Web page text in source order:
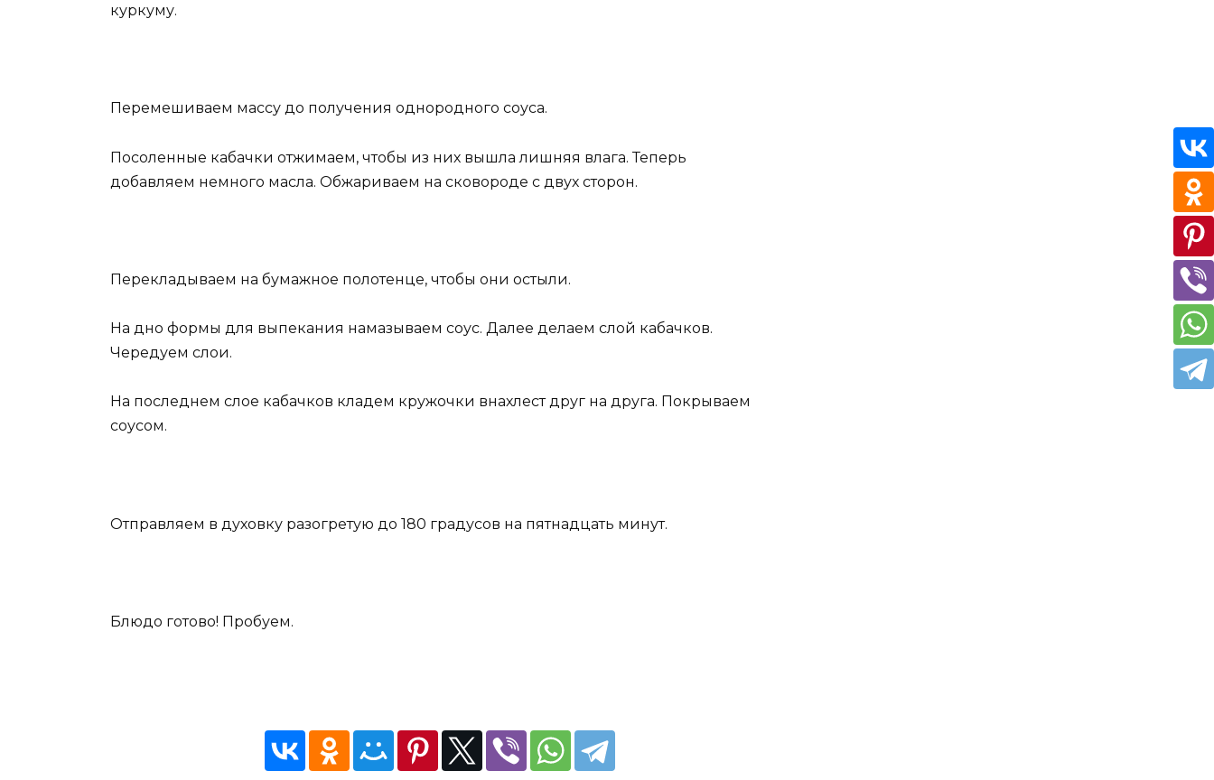
куркуму.
Перемешиваем массу до получения однородного соуса.
Посоленные кабачки отжимаем, чтобы из них вышла лишняя влага. Теперь
добавляем немного масла. Обжариваем на сковороде с двух сторон.
Перекладываем на бумажное полотенце, чтобы они остыли.
На дно формы для выпекания намазываем соус. Далее делаем слой кабачков.
Чередуем слои.
На последнем слое кабачков кладем кружочки внахлест друг на друга. Покрываем
соусом.
Отправляем в духовку разогретую до 180 градусов на пятнадцать минут.
Блюдо готово! Пробуем.